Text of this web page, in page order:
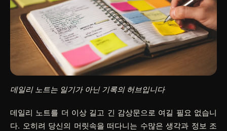
데일리 노트는 일기가 아닌 기록의 허브입니다
데일리 노트를 더 이상 길고 긴 감상문으로 여길 필요 없습니
다. 오히려 당신의 머릿속을 떠다니는 수많은 생각과 정보 조